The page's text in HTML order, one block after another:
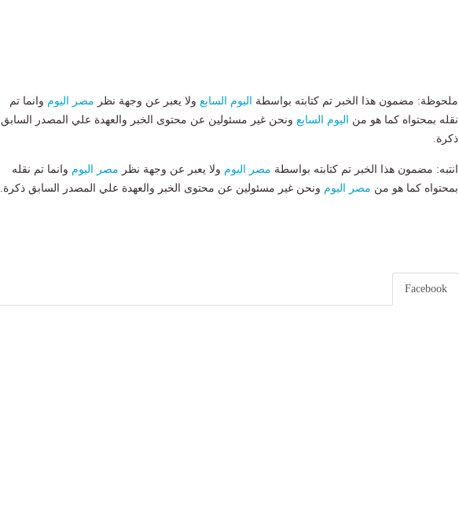
ملحوظة: مضمون هذا الخبر تم كتابته بواسطة اليوم السابع ولا يعبر عن وجهة نظر مصر اليوم وانما تم
نقله بمحتواه كما هو من
اليوم السابع ونحن غير مسئولين عن محتوى الخبر والعهدة علي المصدر السابق
ذكرة.
انتبه: مضمون هذا الخبر تم كتابته بواسطة مصر اليوم ولا يعبر عن وجهة نظر مصر اليوم وانما تم نقله
بمحتواه كما هو من مصر اليوم ونحن غير مسئولين عن محتوى الخبر والعهدة علي المصدر السابق ذكرة.
Facebook